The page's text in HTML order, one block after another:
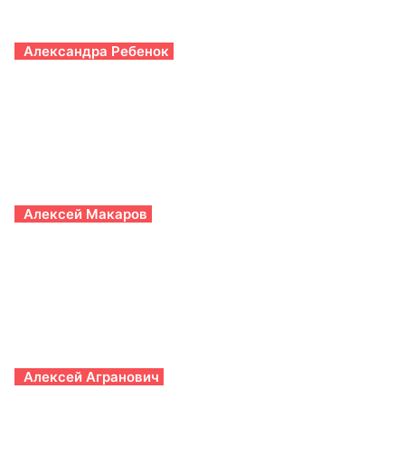
Александра Ребенок
Алексей Макаров
Алексей Агранович